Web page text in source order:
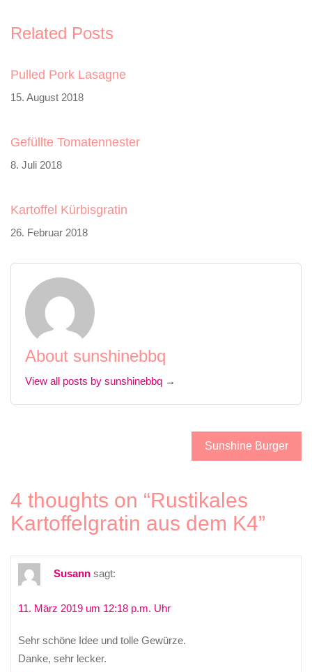
Related Posts
Pulled Pork Lasagne
15. August 2018
Gefüllte Tomatennester
8. Juli 2018
Kartoffel Kürbisgratin
26. Februar 2018
About sunshinebbq
View all posts by sunshinebbq →
Sunshine Burger
4 thoughts on “Rustikales
Kartoffelgratin aus dem K4”
Susann sagt:
11. März 2019 um 12:18 p.m. Uhr
Sehr schöne Idee und tolle Gewürze.
Danke, sehr lecker.